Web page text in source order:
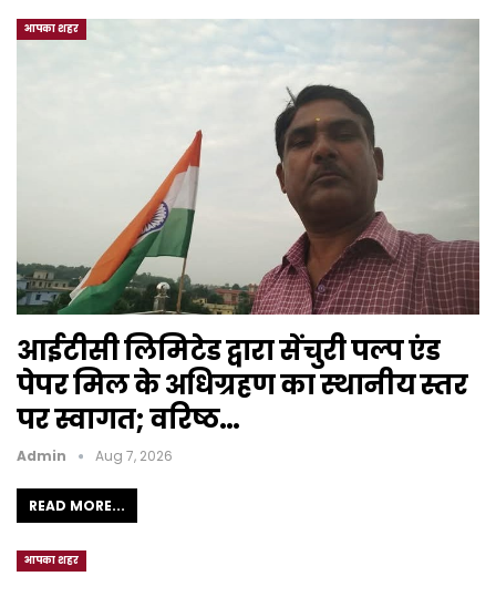
आपका शहर
आईटीसी लिमिटेड द्वारा सेंचुरी पल्प एंड
पेपर मिल के अधिग्रहण का स्थानीय स्तर
पर स्वागत; वरिष्ठ…
Admin Aug 7, 2026
READ MORE...
आपका शहर